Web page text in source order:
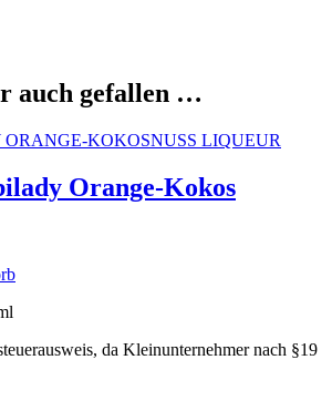
auch gefallen …
Orange-Kokos
da Kleinunternehmer nach §19